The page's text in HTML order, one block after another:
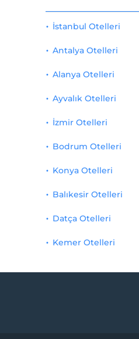
İstanbul Otelleri
Antalya Otelleri
Alanya Otelleri
Ayvalık Otelleri
İzmir Otelleri
Bodrum Otelleri
Konya Otelleri
Balıkesir Otelleri
Datça Otelleri
Kemer Otelleri